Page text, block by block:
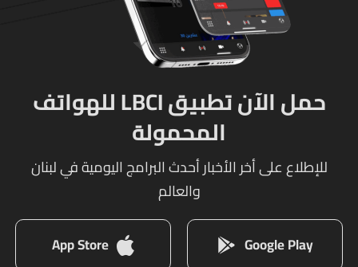
حمل الآن تطبيق LBCI للهواتف
المحمولة
للإطلاع على أخر الأخبار أحدث البرامج اليومية في لبنان
والعالم
Google Play
App Store